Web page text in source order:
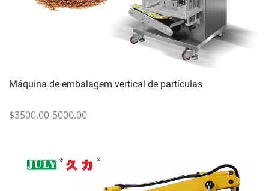
Máquina de embalagem vertical de partículas
$3500.00-5000.00